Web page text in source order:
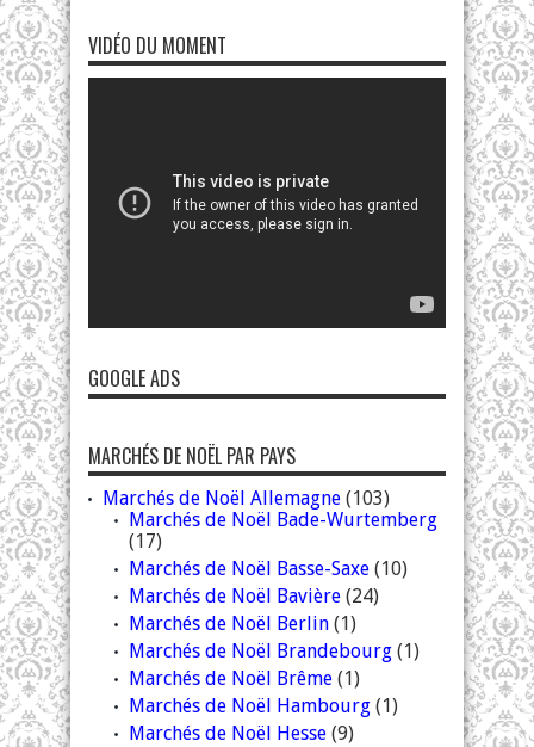
VIDÉO DU MOMENT
GOOGLE ADS
MARCHÉS DE NOËL PAR PAYS
Marchés de Noël Allemagne (103)
Marchés de Noël Bade-Wurtemberg
(17)
Marchés de Noël Basse-Saxe (10)
Marchés de Noël Bavière (24)
Marchés de Noël Berlin (1)
Marchés de Noël Brandebourg (1)
Marchés de Noël Brême (1)
Marchés de Noël Hambourg (1)
Marchés de Noël Hesse (9)